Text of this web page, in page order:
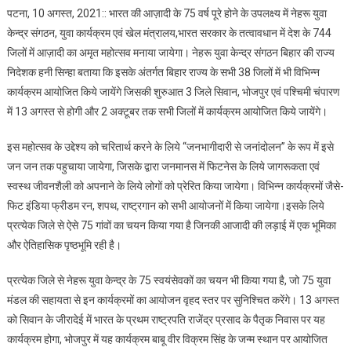
“बिहार के सभी जिलों में होंगे
कार्यक्रम”
पटना, 10 अगस्त, 2021:: भारत की आज़ादी के 75 वर्ष पूरे होने के उपलक्ष्य में नेहरू युवा
केन्द्र संगठन, युवा कार्यक्रम एवं खेल मंत्रालय,भारत सरकार के तत्वावधान में देश के 744
जिलों में आज़ादी का अमृत महोत्सव मनाया जायेगा। नेहरू युवा केन्द्र संगठन बिहार की राज्य
निदेशक हनी सिन्हा बताया कि इसके अंतर्गत बिहार राज्य के सभी 38 जिलों में भी विभिन्न
कार्यक्रम आयोजित किये जायेंगे जिसकी शुरुआत 3 जिले सिवान, भोजपुर एवं पश्चिमी चंपारण
में 13 अगस्त से होगी और 2 अक्टूबर तक सभी जिलों में कार्यक्रम आयोजित किये जायेंगे।
इस महोत्सव के उद्देश्य को चरितार्थ करने के लिये “जनभागीदारी से जनांदोलन” के रूप में इसे
जन जन तक पहुचाया जायेगा, जिसके द्वारा जनमानस में फिटनेस के लिये जागरूकता एवं
स्वस्थ जीवनशैली को अपनाने के लिये लोगों को प्रेरित किया जायेगा। विभिन्न कार्यक्रमों जैसे-
फिट इंडिया फ्रीडम रन, शपथ, राष्ट्रगान को सभी आयोजनों में किया जायेगा।इसके लिये
प्रत्येक जिले से ऐसे 75 गांवों का चयन किया गया है जिनकी आजादी की लड़ाई में एक भूमिका
और ऐतिहासिक पृष्ठभूमि रही है।
प्रत्येक जिले से नेहरू युवा केन्द्र के 75 स्वयंसेवकों का चयन भी किया गया है, जो 75 युवा
मंडल की सहायता से इन कार्यक्रमों का आयोजन वृहद स्तर पर सुनिश्चित करेंगे। 13 अगस्त
को सिवान के जीरादेई में भारत के प्रथम राष्ट्रपति राजेंद्र प्रसाद के पैतृक निवास पर यह
कार्यक्रम होगा, भोजपुर में यह कार्यक्रम बाबू वीर विक्रम सिंह के जन्म स्थान पर आयोजित